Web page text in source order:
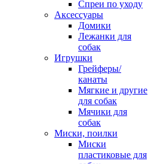
Спреи по уходу
Аксессуары
Домики
Лежанки для
собак
Игрушки
Грейферы/
канаты
Мягкие и другие
для собак
Мячики для
собак
Миски, поилки
Миски
пластиковые для